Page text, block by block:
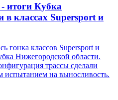
итоги Кубка
в классах Supersport и
гонка классов Supersport и
Нижегородской области.
трассы сделали
испытанием на выносливость.